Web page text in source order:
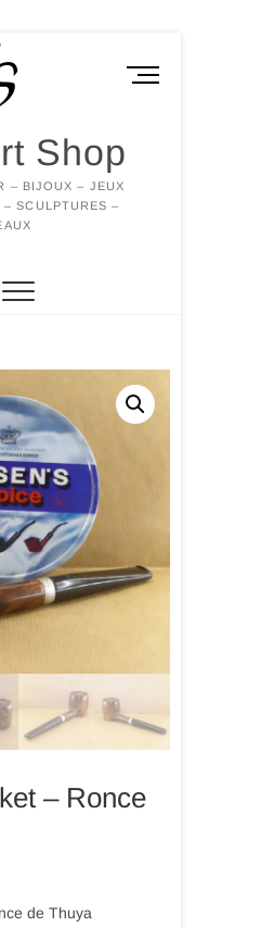
Shop
– BIJOUX – JEUX
SCULPTURES –
M
– Ronce
de Thuya